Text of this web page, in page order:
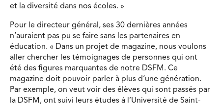
et la diversité dans nos écoles. »
Pour le directeur général, ses 30 dernières années
n’auraient pas pu se faire sans les partenaires en
éducation. « Dans un projet de magazine, nous voulons
aller chercher les témoignages de personnes qui ont
été des figures marquantes de notre DSFM. Ce
magazine doit pouvoir parler à plus d’une génération.
Par exemple, on veut voir des élèves qui sont passés par
la DSFM, ont suivi leurs études à l’Université de Saint-